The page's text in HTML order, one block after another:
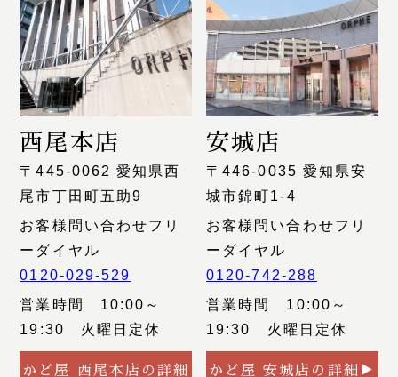
西尾本店
〒445-0062 愛知県西
尾市丁田町五助9
お客様問い合わせフリ
ーダイヤル
0120-029-529
営業時間 10:00～
19:30 火曜日定休
かど屋 西尾本店の詳細
安城店
〒446-0035 愛知県安
城市錦町1-4
お客様問い合わせフリ
ーダイヤル
0120-742-288
営業時間 10:00～
19:30 火曜日定休
かど屋 安城店の詳細▶